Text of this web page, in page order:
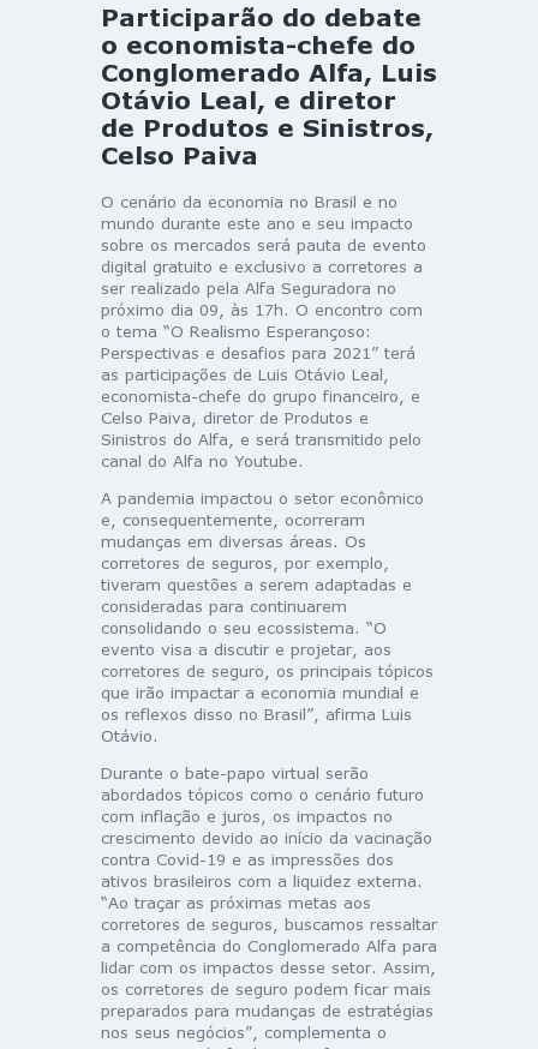
Participarão do debate
o economista-chefe do
Conglomerado Alfa, Luis
Otávio Leal, e diretor
de Produtos e Sinistros,
Celso Paiva
O cenário da economia no Brasil e no
mundo durante este ano e seu impacto
sobre os mercados será pauta de evento
digital gratuito e exclusivo a corretores a
ser realizado pela Alfa Seguradora no
próximo dia 09, às 17h. O encontro com
o tema “O Realismo Esperançoso:
Perspectivas e desafios para 2021” terá
as participações de Luis Otávio Leal,
economista-chefe do grupo financeiro, e
Celso Paiva, diretor de Produtos e
Sinistros do Alfa, e será transmitido pelo
canal do Alfa no Youtube.
A pandemia impactou o setor econômico
e, consequentemente, ocorreram
mudanças em diversas áreas. Os
corretores de seguros, por exemplo,
tiveram questões a serem adaptadas e
consideradas para continuarem
consolidando o seu ecossistema. “O
evento visa a discutir e projetar, aos
corretores de seguro, os principais tópicos
que irão impactar a economia mundial e
os reflexos disso no Brasil”, afirma Luis
Otávio.
Durante o bate-papo virtual serão
abordados tópicos como o cenário futuro
com inflação e juros, os impactos no
crescimento devido ao início da vacinação
contra Covid-19 e as impressões dos
ativos brasileiros com a liquidez externa.
“Ao traçar as próximas metas aos
corretores de seguros, buscamos ressaltar
a competência do Conglomerado Alfa para
lidar com os impactos desse setor. Assim,
os corretores de seguro podem ficar mais
preparados para mudanças de estratégias
nos seus negócios”, complementa o